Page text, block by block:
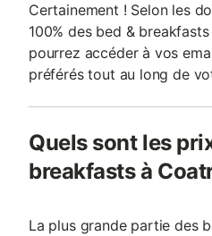
Certainement ! Selon les
100% des bed &
pourrez accéder à vos
préférés tout au long de
Quels sont les
breakfasts à
La plus grande partie des